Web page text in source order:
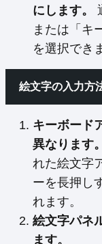
にします。
または「キ
を選択でき
絵文字の入力方
キーボード
異なります。
れた絵文字
ーを長押し
れます。
絵文字パネ
ます。